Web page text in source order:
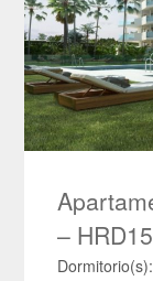
–
Dormitorio(s):